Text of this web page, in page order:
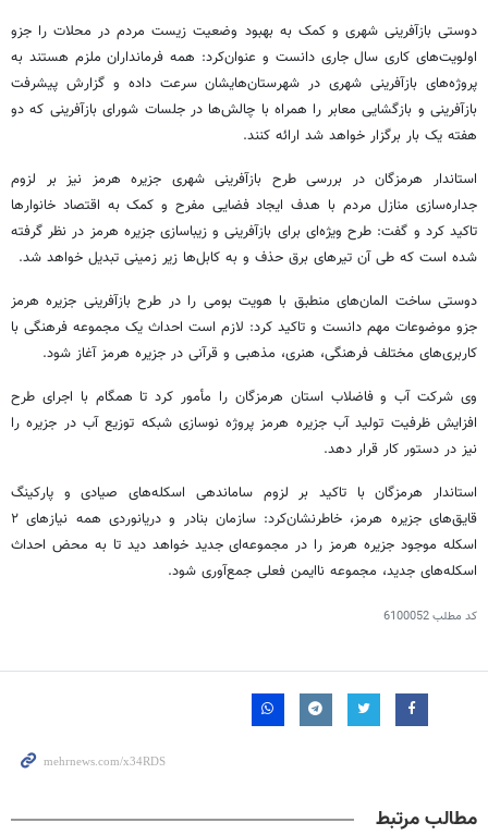
دوستی بازآفرینی شهری و کمک به بهبود وضعیت زیست مردم در محلات را جزو
اولویت‌های کاری سال جاری دانست و عنوان‌کرد: همه فرمانداران ملزم هستند به
پروژه‌های بازآفرینی شهری در شهرستان‌هایشان سرعت داده و گزارش پیشرفت
بازآفرینی و بازگشایی معابر را همراه با چالش‌ها در جلسات شورای بازآفرینی که دو
هفته یک بار برگزار خواهد شد ارائه کنند.
استاندار هرمزگان در بررسی طرح بازآفرینی شهری جزیره هرمز نیز بر لزوم
جداره‌سازی منازل مردم با هدف ایجاد فضایی مفرح و کمک به اقتصاد خانوارها
تاکید کرد و گفت: طرح ویژه‌ای برای بازآفرینی و زیباسازی جزیره هرمز در نظر گرفته
شده است که طی آن تیرهای برق حذف و به کابل‌ها زیر زمینی تبدیل خواهد شد.
دوستی ساخت المان‌های منطبق با هویت بومی را در طرح بازآفرینی جزیره هرمز
جزو موضوعات مهم دانست و تاکید کرد: لازم است احداث یک مجموعه فرهنگی با
کاربری‌های مختلف فرهنگی، هنری، مذهبی و قرآنی در جزیره هرمز آغاز شود.
وی شرکت آب و فاضلاب استان هرمزگان را مأمور کرد تا همگام با اجرای طرح
افزایش ظرفیت تولید آب جزیره هرمز پروژه نوسازی شبکه توزیع آب در جزیره را
نیز در دستور کار قرار دهد.
استاندار هرمزگان با تاکید بر لزوم ساماندهی اسکله‌های صیادی و پارکینگ
قایق‌های جزیره هرمز، خاطرنشان‌کرد: سازمان بنادر و دریانوردی همه نیازهای ۲
اسکله موجود جزیره هرمز را در مجموعه‌ای جدید خواهد دید تا به محض احداث
اسکله‌های جدید، مجموعه ناایمن فعلی جمع‌آوری شود.
کد مطلب6100052
مطالب مرتبط